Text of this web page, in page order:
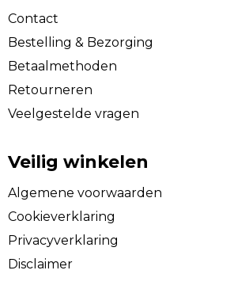
Contact
Bestelling & Bezorging
Betaalmethoden
Retourneren
Veelgestelde vragen
Veilig winkelen
Algemene voorwaarden
Cookieverklaring
Privacyverklaring
Disclaimer